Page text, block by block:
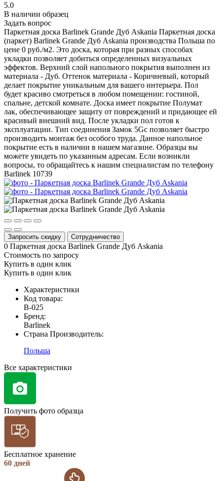
5.0
В наличии образец
Задать вопрос
Паркетная доска Barlinek Grande Дуб Askania Паркетная доска
(паркет) Barlinek Grande Дуб Askania производства Польша по
цене 0 руб./м2. Это доска, которая при разных способах
укладки позволяет добиться определенных визуальных
эффектов. Верхний слой напольного покрытия выполнен из
материала - Дуб. Оттенок материала - Коричневый, который
делает покрытие уникальным для вашего интерьера. Пол
будет красиво смотреться в любом помещении: гостиной,
спальне, детской комнате. Доска имеет покрытие Полумат
лак, обеспечивающее защиту от повреждений и придающее ей
красивый внешний вид. После укладки пол готов к
эксплуатации. Тип соединения Замок 5Gc позволяет быстро
производить монтаж без особого труда. Данное напольное
покрытие есть в наличии в нашем магазине. Образцы вы
можете увидеть по указанным адресам. Если возникли
вопросы, то обращайтесь к нашим специалистам по телефону
Barlinek 10739
Запросить скидку Сотрудничество
0 Паркетная доска Barlinek Grande Дуб Askania
Стоимость по запросу
Купить в один клик
Купить в один клик
Характеристики
Код товара:
В-025
Бренд:
Barlinek
Страна Производитель:
Польша
Все характеристики
Получить фото образца
Бесплатное хранение
60 дней